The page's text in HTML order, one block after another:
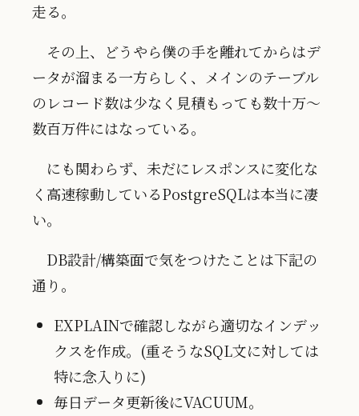
走る。
その上、どうやら僕の手を離れてからはデ
ータが溜まる一方らしく、メインのテーブル
のレコード数は少なく見積もっても数十万〜
数百万件にはなっている。
にも関わらず、未だにレスポンスに変化な
く高速稼動しているPostgreSQLは本当に凄
い。
DB設計/構築面で気をつけたことは下記の
通り。
EXPLAINで確認しながら適切なインデッ
クスを作成。(重そうなSQL文に対しては
特に念入りに)
毎日データ更新後にVACUUM。